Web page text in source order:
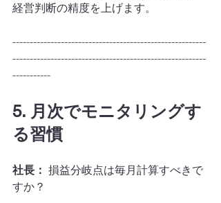
経営判断の精度を上げます。
--------------------------------------------------------
--------------------------------------------------------
-----------
5. 月次でモニタリングす
る習慣
社長： 損益分岐点は毎月計算すべきで
すか？